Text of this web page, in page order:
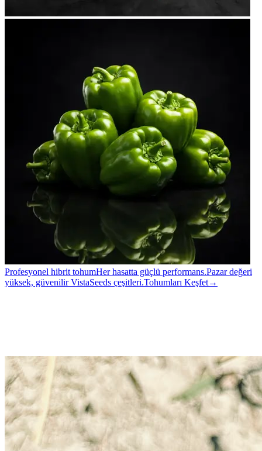
Profesyonel hibrit tohumHer hasatta güçlü performans.Pazar değeri
yüksek, güvenilir VistaSeeds çeşitleri.Tohumları Keşfet→